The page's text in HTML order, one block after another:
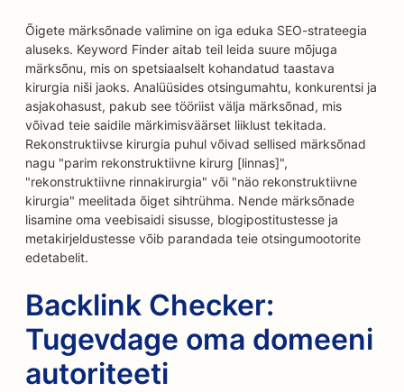
Õigete märksõnade valimine on iga eduka SEO-strateegia
aluseks. Keyword Finder aitab teil leida suure mõjuga
märksõnu, mis on spetsiaalselt kohandatud taastava
kirurgia niši jaoks. Analüüsides otsingumahtu, konkurentsi ja
asjakohasust, pakub see tööriist välja märksõnad, mis
võivad teie saidile märkimisväärset liiklust tekitada.
Rekonstruktiivse kirurgia puhul võivad sellised märksõnad
nagu "parim rekonstruktiivne kirurg [linnas]",
"rekonstruktiivne rinnakirurgia" või "näo rekonstruktiivne
kirurgia" meelitada õiget sihtrühma. Nende märksõnade
lisamine oma veebisaidi sisusse, blogipostitustesse ja
metakirjeldustesse võib parandada teie otsingumootorite
edetabelit.
Backlink Checker:
Tugevdage oma domeeni
autoriteeti